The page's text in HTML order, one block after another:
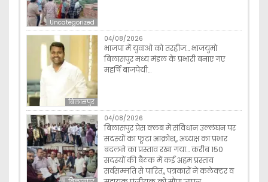
Uncategorized
बिलासपुर
04/08/2026
भाजपा में युवाओ को तरहीज… भाजयुमो
बिलासपुर मध्य मंडल के प्रभारी बनाए गए
महर्षि बाजपेयी…
04/08/2026
बिलासपुर प्रेस क्लब में संविधान उल्लंघन पर
सदस्यों का फूटा आक्रोश,, अध्यक्ष का प्रभार
बदलने का प्रस्ताव रखा गया… करीब 150
सदस्यों की बैठक में कई अहम प्रस्ताव
सर्वसम्मति से पारित,, पत्रकारों ने कलेक्टर व